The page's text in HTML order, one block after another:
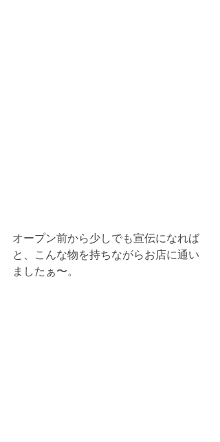
オープン前から少しでも宣伝になれば
と、こんな物を持ちながらお店に通い
ましたぁ〜。